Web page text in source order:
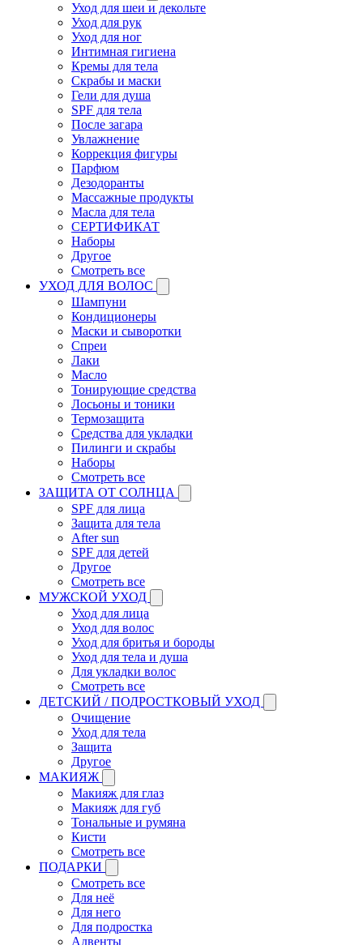
Уход для шеи и декольте
Уход для рук
Уход для ног
Интимная гигиена
Кремы для тела
Скрабы и маски
Гели для душа
SPF для тела
После загара
Увлажнение
Коррекция фигуры
Парфюм
Дезодоранты
Массажные продукты
Масла для тела
СЕРТИФИКАТ
Наборы
Другое
Смотреть все
УХОД ДЛЯ ВОЛОС
Шампуни
Кондиционеры
Маски и сыворотки
Спреи
Лаки
Масло
Тонирующие средства
Лосьоны и тоники
Термозащита
Средства для укладки
Пилинги и скрабы
Наборы
Смотреть все
ЗАЩИТА ОТ СОЛНЦА
SPF для лица
Защита для тела
After sun
SPF для детей
Другое
Смотреть все
МУЖСКОЙ УХОД
Уход для лица
Уход для волос
Уход для бритья и бороды
Уход для тела и душа
Для укладки волос
Смотреть все
ДЕТСКИЙ / ПОДРОСТКОВЫЙ УХОД
Очищение
Уход для тела
Защита
Другое
МАКИЯЖ
Макияж для глаз
Макияж для губ
Тональные и румяна
Кисти
Смотреть все
ПОДАРКИ
Смотреть все
Для неё
Для него
Для подростка
Адвенты